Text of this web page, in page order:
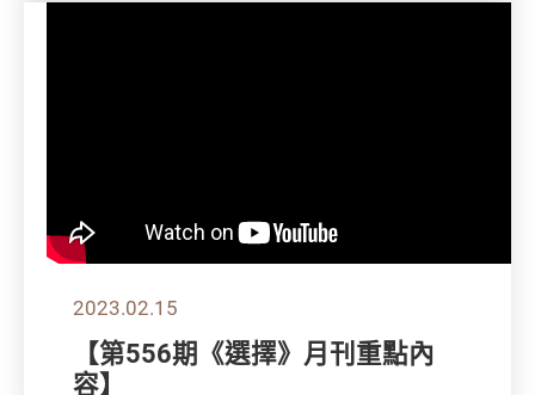
2023.02.15
【第556期《選擇》月刊重點內
容】